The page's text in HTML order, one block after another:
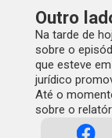
Outro
Na tarde de
sobre o
que esteve
jurídico
Até o
sobre o